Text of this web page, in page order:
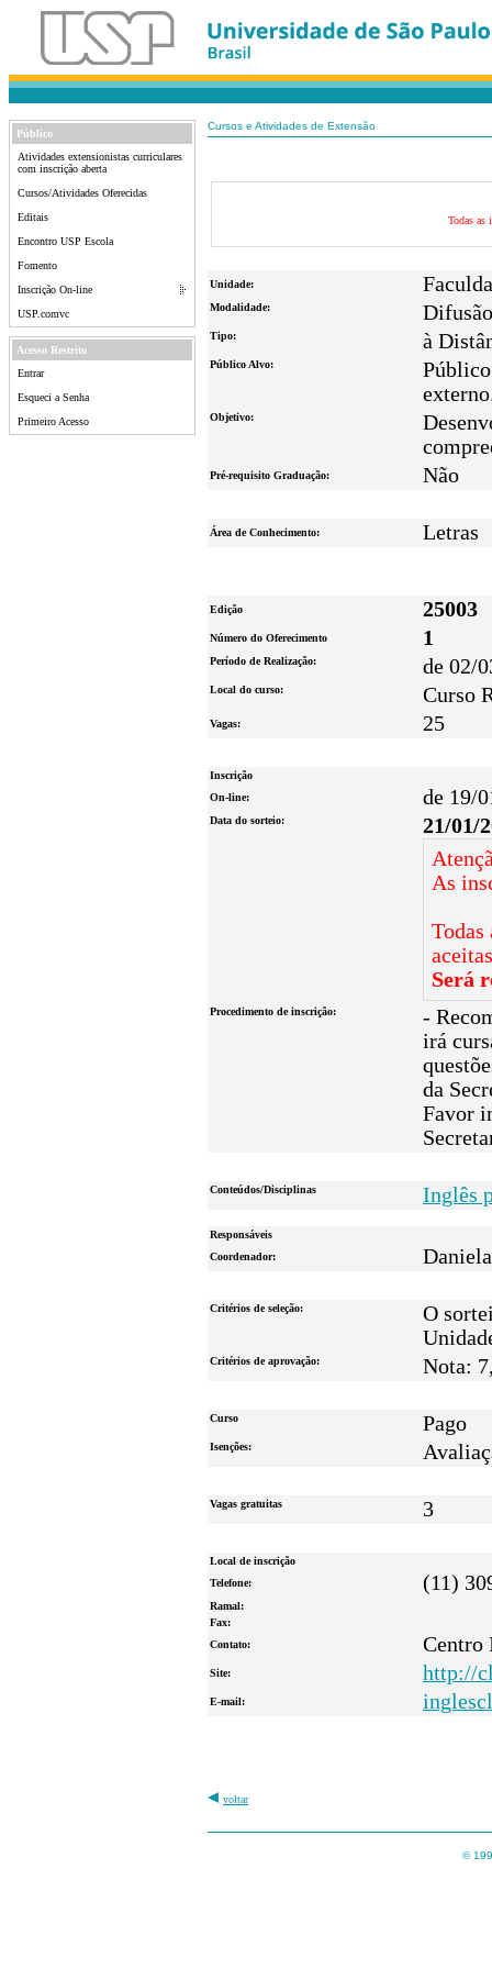
Público
Atividades extensionistas curriculares
com inscrição aberta
Cursos/Atividades Oferecidas
Editais
Encontro USP Escola
Fomento
Inscrição On-line
USP.comvc
Acesso Restrito
Entrar
Esqueci a Senha
Primeiro Acesso
Cursos e Atividades de Extensão
Todas as
Unidade:
Modalidade: Difusão
Tipo: à
Público Alvo:
Objetivo:
Pré-requisito Graduação: Não
Área de Conhecimento: Letras
Edição 25003
Número do Oferecimento 1
Período de Realização: de 02/
Local do curso: Curso
Vagas: 25
Inscrição
On-line:
de 19/
Data do sorteio:
21/01/
As
Todas
Será
Procedimento de inscrição:
-
irá
da
Favor
Conteúdos/Disciplinas Inglês
Responsáveis
Coordenador:
Critérios de seleção:
O
Critérios de aprovação: Nota:
Curso Pago
Isenções:
Vagas gratuitas 3
Local de inscrição
Telefone:
(11)
Ramal:
Fax:
Contato:
Centro
Site: http://
E-mail:
voltar
©